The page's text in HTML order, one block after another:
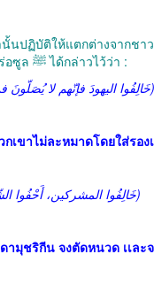
ปฏิบัติให้แตกต่างจากชา
เรื่องของอิบาดะฮ์และเรื่องอาด้าตประเพณีทั่วๆไป เช่นท่านร่อซูล ﷺ ได้กล่าวไว้ว่า :
‎(خَالِفُوا اليهودَ فإنّهم لا يُصَلّونَ في نِعَالِهم وَلَا في خِفَافِهِم)
วกเขาไม่ละหมาดโดยใส่รอ
(خَالِفُوا المشركين، أَحْفُوا الشّوَارِبَ، وأَوْفُوا الِّلحَى)
ามุชริกีน จงตัดหนวด เเละ